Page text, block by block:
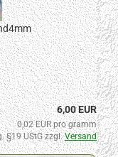
6,00 EUR
0,02 EUR pro gramm
§19 UStG zzgl.Versand